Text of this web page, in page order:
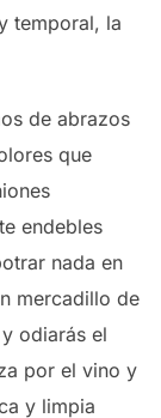
temporal, la
de abrazos
que
endebles
nada en
mercadillo de
odiarás el
por el vino y
y limpia